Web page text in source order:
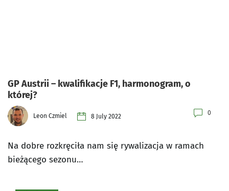
GP Austrii – kwalifikacje F1, harmonogram, o
której?
Leon Czmiel 8 July 2022 0
Na dobre rozkręciła nam się rywalizacja w ramach
bieżącego sezonu…